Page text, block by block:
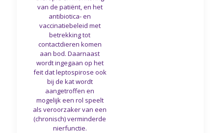
van de patiënt, en het
antibiotica- en
vaccinatiebeleid met
betrekking tot
contactdieren komen
aan bod. Daarnaast
wordt ingegaan op het
feit dat leptospirose ook
bij de kat wordt
aangetroffen en
mogelijk een rol speelt
als veroorzaker van een
(chronisch) verminderde
nierfunctie.